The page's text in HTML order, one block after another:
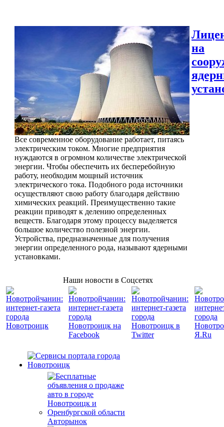
Все современное оборудование работает, питаясь
электрическим током. Многие предприятия
нуждаются в огромном количестве электрической
энергии. Чтобы обеспечить их бесперебойную
работу, необходим мощный источник
электрического тока. Подобного рода источники
осуществляют свою работу благодаря действию
химических реакций. Преимущественно такие
реакции приводят к делению определенных
веществ. Благодаря этому процессу выделяется
большое количество полезной энергии.
Устройства, предназначенные для получения
энергии определенного рода, называют ядерными
установками.
на
Наши новости в Соцсетях
Авторынок